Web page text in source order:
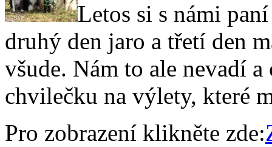
Letos si s námi
druhý den jaro a třetí den
všude. Nám to ale nevadí
chvilečku na výlety, které
Pro zobrazení klikněte zde: